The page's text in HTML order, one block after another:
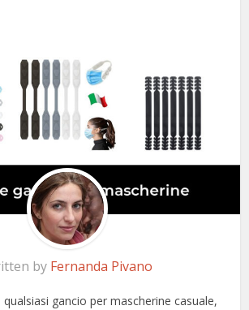
by Fernanda Pivano
gancio per mascherine casuale,